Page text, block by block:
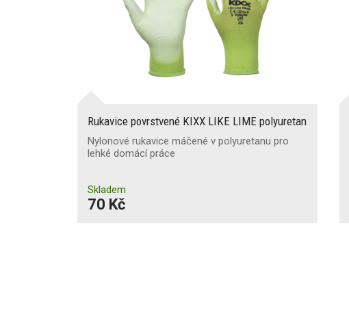
Rukavice povrstvené KIXX LIKE LIME polyuretan
Nylonové rukavice máčené v polyuretanu pro
lehké domácí práce
Skladem
70 Kč